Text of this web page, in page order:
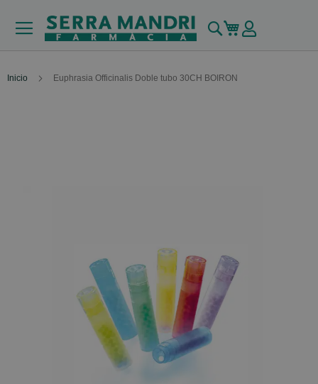
Buscar
Mi carrito
Inicio Euphrasia Officinalis Doble tubo 30CH BOIRON